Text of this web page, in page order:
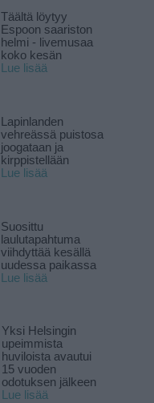
Täältä löytyy
Espoon saariston
helmi - livemusaa
koko kesän
Lue lisää
Lapinlanden
vehreässä puistosa
joogataan ja
kirppistellään
Lue lisää
Suosittu
laulutapahtuma
viihdyttää kesällä
uudessa paikassa
Lue lisää
Yksi Helsingin
upeimmista
huviloista avautui
15 vuoden
odotuksen jälkeen
Lue lisää